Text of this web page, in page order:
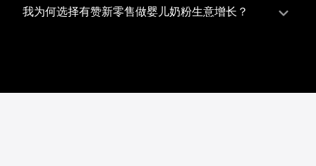
线下渠道、提供多样化店铺搭建、会员营销和大数据分
我为何选择有赞新零售做婴儿奶粉生意增长？